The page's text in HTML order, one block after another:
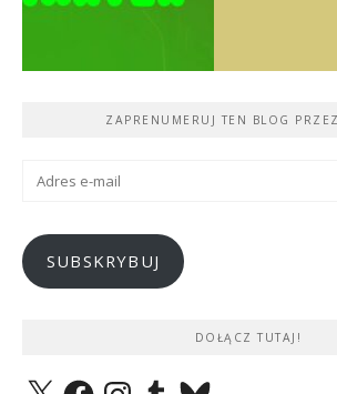
ZAPRENUMERUJ TEN BLOG
Adres
SUBSKRYBUJ
DOŁĄCZ TUTAJ!
X FacebookInstagramTumblrBluesky